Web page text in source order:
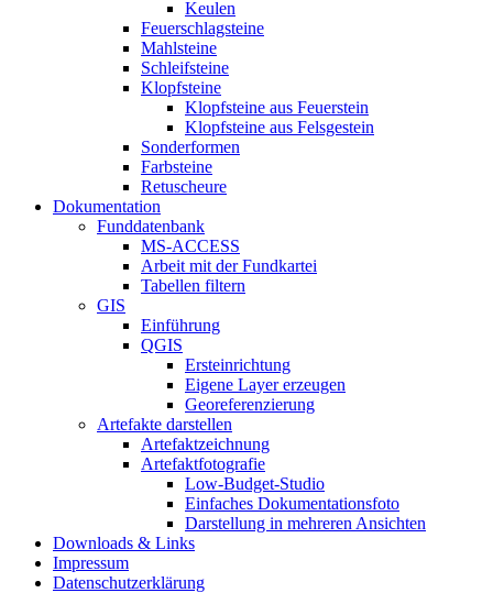
Keulen
Feuerschlagsteine
Mahlsteine
Schleifsteine
Klopfsteine
Klopfsteine aus Feuerstein
Klopfsteine aus Felsgestein
Sonderformen
Farbsteine
Retuscheure
Dokumentation
Funddatenbank
MS-ACCESS
Arbeit mit der Fundkartei
Tabellen filtern
GIS
Einführung
QGIS
Ersteinrichtung
Eigene Layer erzeugen
Georeferenzierung
Artefakte darstellen
Artefaktzeichnung
Artefaktfotografie
Low-Budget-Studio
Einfaches Dokumentationsfoto
Darstellung in mehreren Ansichten
Downloads & Links
Impressum
Datenschutzerklärung